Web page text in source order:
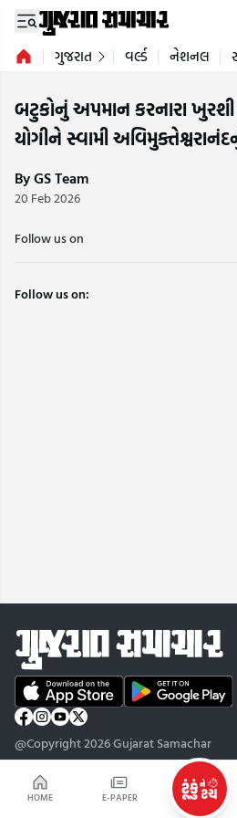
HOME E-PAPER
ગુજરાત વર્લ્ડ નેશનલ
બટુકોનું અપમાન કરનારા ખુરશી
યોગીને સ્વામી
By GS Team
20 Feb 2026
Follow us on
Follow us on:
@Copyright 2026 Gujarat Samachar